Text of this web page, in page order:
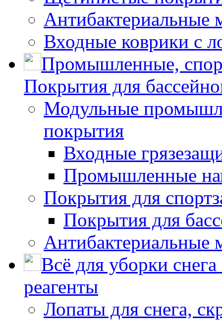
Антибактериальные
Входные коврики с
Промышленные,
Покрытия для
Модульные
покрытия
Входные
Промышленные
Покрытия для
Покрытия для
Антибактериальные
Всё для уборки
реагенты
Лопаты для снега,